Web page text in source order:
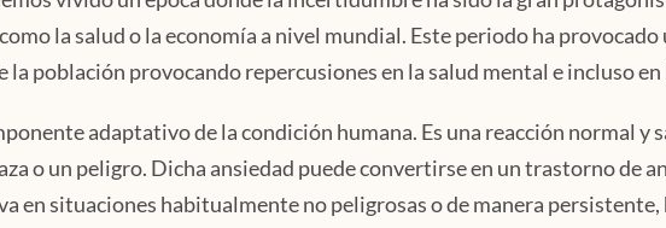
la salud o la economía a nivel mundial. Este periodo ha provocado
la población provocando repercusiones en la salud mental e incluso en
adaptativo de la condición humana. Es una reacción normal y
o un peligro. Dicha ansiedad puede convertirse en un trastorno de
en situaciones habitualmente no peligrosas o de manera